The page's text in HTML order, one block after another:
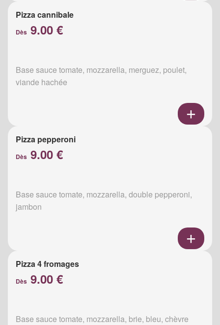
Pizza cannibale
Dès 9.00 €
Base sauce tomate, mozzarella, merguez, poulet,
viande hachée
Pizza pepperoni
Dès 9.00 €
Base sauce tomate, mozzarella, double pepperoni,
jambon
Pizza 4 fromages
Dès 9.00 €
Base sauce tomate, mozzarella, brie, bleu, chèvre